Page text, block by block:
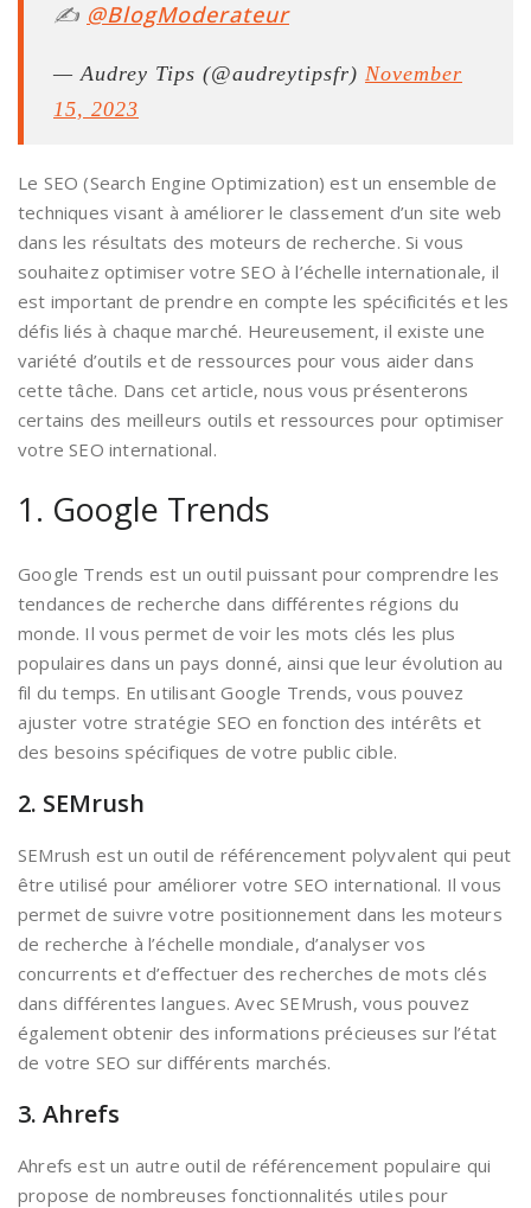
✍️ @BlogModerateur
— Audrey Tips (@audreytipsfr) November
15, 2023
Le SEO (Search Engine Optimization) est un ensemble de
techniques visant à améliorer le classement d’un site web
dans les résultats des moteurs de recherche. Si vous
souhaitez optimiser votre SEO à l’échelle internationale, il
est important de prendre en compte les spécificités et les
défis liés à chaque marché. Heureusement, il existe une
variété d’outils et de ressources pour vous aider dans
cette tâche. Dans cet article, nous vous présenterons
certains des meilleurs outils et ressources pour optimiser
votre SEO international.
1. Google Trends
Google Trends est un outil puissant pour comprendre les
tendances de recherche dans différentes régions du
monde. Il vous permet de voir les mots clés les plus
populaires dans un pays donné, ainsi que leur évolution au
fil du temps. En utilisant Google Trends, vous pouvez
ajuster votre stratégie SEO en fonction des intérêts et
des besoins spécifiques de votre public cible.
2. SEMrush
SEMrush est un outil de référencement polyvalent qui peut
être utilisé pour améliorer votre SEO international. Il vous
permet de suivre votre positionnement dans les moteurs
de recherche à l’échelle mondiale, d’analyser vos
concurrents et d’effectuer des recherches de mots clés
dans différentes langues. Avec SEMrush, vous pouvez
également obtenir des informations précieuses sur l’état
de votre SEO sur différents marchés.
3. Ahrefs
Ahrefs est un autre outil de référencement populaire qui
propose de nombreuses fonctionnalités utiles pour